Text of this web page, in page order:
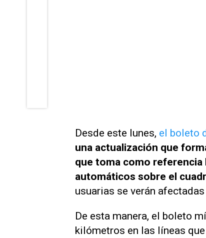
Desde este lunes, el boleto
una actualización que
que toma como
automáticos sobre el
usuarias se verán
De esta manera, el boleto
kilómetros en las líneas